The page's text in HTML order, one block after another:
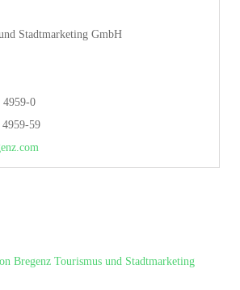
Stadtmarketing GmbH
4959-0
59
Bregenz Tourismus und Stadtmarketing